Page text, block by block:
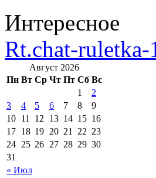
Интересное
Rt.chat-ruletka-
Август 2026
Пн Вт Ср Чт Пт Сб Вс
« Июл
1
2
3
4 5 6 7 8
9
10 11 12 13 14 15 16
17 18 19 20 21 22 23
24 25 26 27 28 29 30
31